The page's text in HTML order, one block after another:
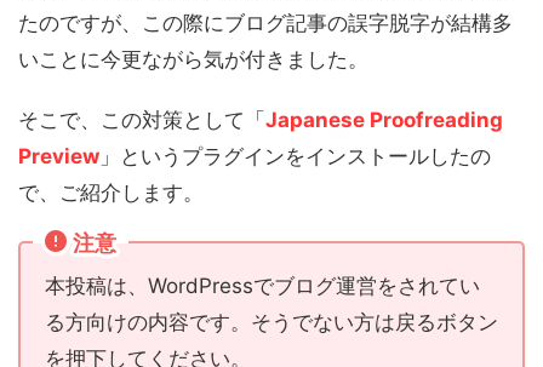
たのですが、この際にブログ記事の誤字脱字が結構多
いことに今更ながら気が付きました。
そこで、この対策として「 Japanese Proofreading
Preview 」というプラグインをインストールしたの
で、ご紹介します。
注意
本投稿は、WordPressでブログ運営をされてい
る方向けの内容です。そうでない方は戻るボタン
を押下してください。